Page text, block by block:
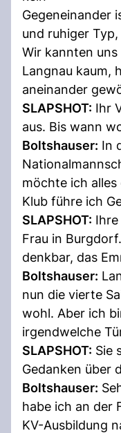
Gegeneinander
und ruhiger
Wir kannten uns
Langnau kaum,
aneinander
SLAPSHOT: Ihr
aus. Bis wann
Boltshauser: In
möchte ich
Klub führe ich
SLAPSHOT:
Frau in
denkbar, das
Boltshauser:
nun die vierte
wohl. Aber ich
irgendwelche
SLAPSHOT: Sie
Gedanken über
Boltshauser:
habe ich an der
KV-Ausbildung